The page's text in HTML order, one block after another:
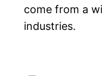
come from a
industries.